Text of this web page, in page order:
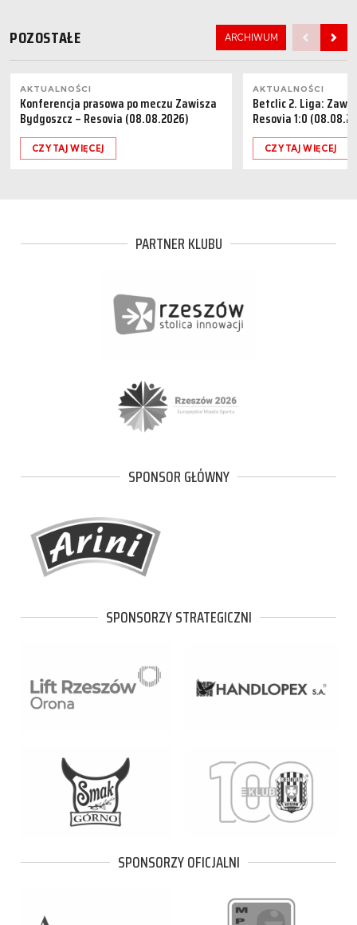
POZOSTAŁE ARCHIWUM
AKTUALNOŚCI
Konferencja prasowa po meczu Zawisza
Bydgoszcz – Resovia (08.08.2026)
CZYTAJ WIĘCEJ
AKTUALNOŚCI
Betclic 2. Liga:
Resovia 1:0
CZYTAJ WIĘCEJ
PARTNER KLUBU
SPONSOR GŁÓWNY
SPONSORZY STRATEGICZNI
SPONSORZY OFICJALNI